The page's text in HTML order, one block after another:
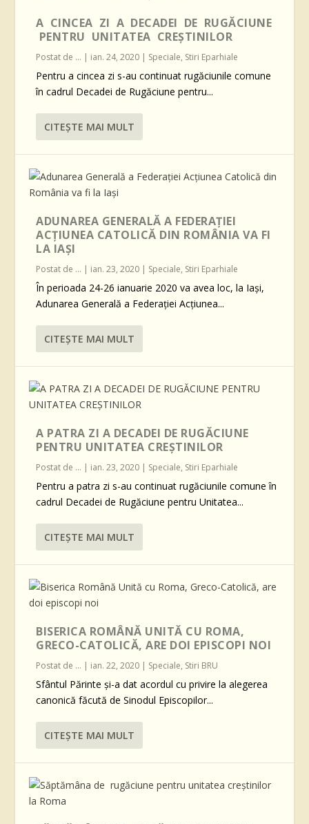
A CINCEA ZI A DECADEI DE RUGĂCIUNE
PENTRU UNITATEA CREŞTINILOR
Postat de ... | ian. 24, 2020 | Speciale, Stiri Eparhiale
Pentru a cincea zi s-au continuat rugăciunile comune
în cadrul Decadei de Rugăciune pentru...
CITEŞTE MAI MULT
ADUNAREA GENERALĂ A FEDERAŢIEI
ACŢIUNEA CATOLICĂ DIN ROMÂNIA VA FI
LA IAŞI
Postat de ... | ian. 23, 2020 | Speciale, Stiri Eparhiale
În perioada 24-26 ianuarie 2020 va avea loc, la Iaşi,
Adunarea Generală a Federaţiei Acţiunea...
CITEŞTE MAI MULT
A PATRA ZI A DECADEI DE RUGĂCIUNE
PENTRU UNITATEA CREŞTINILOR
Postat de ... | ian. 23, 2020 | Speciale, Stiri Eparhiale
Pentru a patra zi s-au continuat rugăciunile comune în
cadrul Decadei de Rugăciune pentru Unitatea...
CITEŞTE MAI MULT
BISERICA ROMÂNĂ UNITĂ CU ROMA,
GRECO-CATOLICĂ, ARE DOI EPISCOPI NOI
Postat de ... | ian. 22, 2020 | Speciale, Stiri BRU
Sfântul Părinte și-a dat acordul cu privire la alegerea
canonică făcută de Sinodul Episcopilor...
CITEŞTE MAI MULT